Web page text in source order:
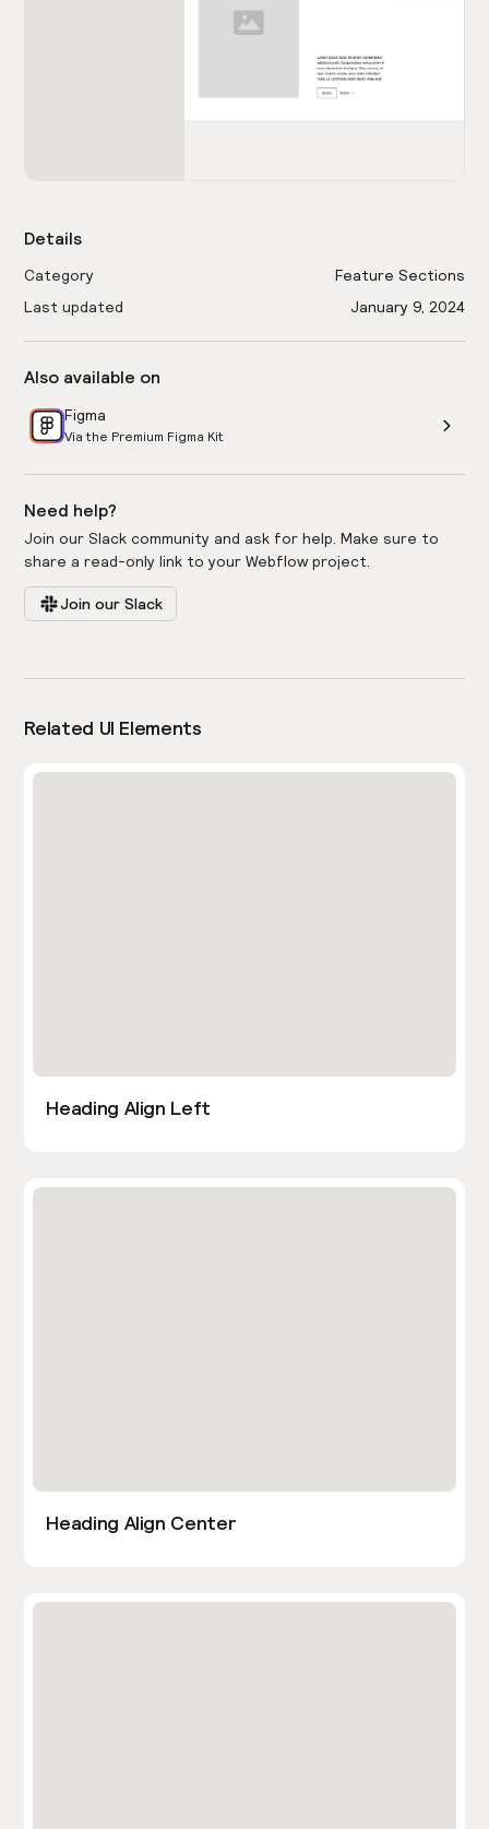
Details
Category
Feature Sections
Last updated
January 9, 2024
Also available on
Figma
Via the Premium Figma Kit
Need help?
Join our Slack community and ask for help. Make sure to
share a read-only link to your Webflow project.
Join our Slack
Related UI Elements
Heading Align Left
Heading Align Center